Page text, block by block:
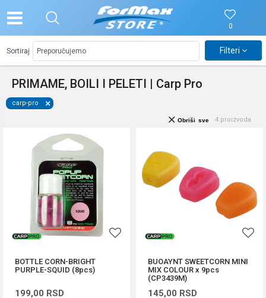
0
PRIMAME, BOILI I PELETI | Carp Pro
Sortiraj Filteri
carp-pro
4 proizvoda
Obriši sve
BOTTLE CORN-BRIGHT
PURPLE-SQUID (8pcs)
199,00 RSD
BUOAYNT SWEETCORN MINI
MIX COLOUR x 9pcs
(CP3439M)
145,00 RSD